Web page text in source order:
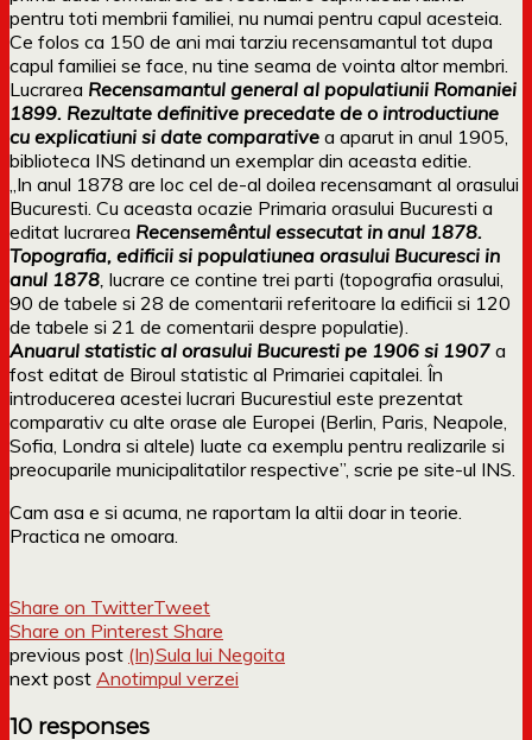
pentru toti membrii familiei, nu numai pentru capul acesteia.
Ce folos ca 150 de ani mai tarziu recensamantul tot dupa
capul familiei se face, nu tine seama de vointa altor membri.
Lucrarea Recensamantul general al populatiunii Romaniei
1899. Rezultate definitive precedate de o introductiune
cu explicatiuni si date comparative a aparut in anul 1905,
biblioteca INS detinand un exemplar din aceasta editie.
„In anul 1878 are loc cel de-al doilea recensamant al orasului
Bucuresti. Cu aceasta ocazie Primaria orasului Bucuresti a
editat lucrarea Recensemêntul essecutat in anul 1878.
Topografia, edificii si populatiunea orasului Bucuresci in
anul 1878 lucrare ce contine trei parti (topografia orasului,
90 de tabele si 28 de comentarii referitoare la edificii si 120
de tabele si 21 de comentarii despre populatie).
Anuarul statistic al orasului Bucuresti pe 1906 si 1907 a
fost editat de Biroul statistic al Primariei capitalei. În
introducerea acestei lucrari Bucurestiul este prezentat
comparativ cu alte orase ale Europei (Berlin, Paris, Neapole,
Sofia, Londra si altele) luate ca exemplu pentru realizarile si
preocuparile municipalitatilor respective”, scrie pe site-ul INS.
Cam asa e si acuma, ne raportam la altii doar in teorie.
Practica ne omoara.
Share on TwitterTweet
Share on Pinterest Share
previous post (In)Sula lui Negoita
next post Anotimpul verzei
10 responses